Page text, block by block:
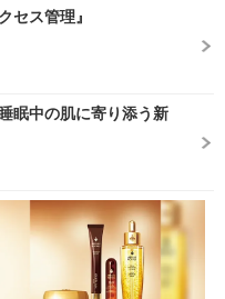
セス管理』
眠中の肌に寄り添う新